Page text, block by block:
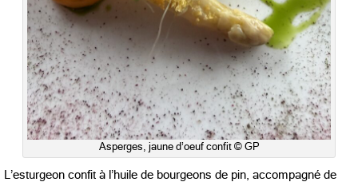
Asperges, jaune d’oeuf confit © GP
L’esturgeon confit à l’huile de bourgeons de pin, accompagné de